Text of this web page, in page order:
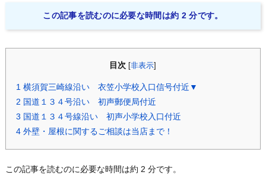
この記事を読むのに必要な時間は約 2 分です。
目次 [非表示
1 横須賀三崎線沿い 衣笠小学校入口信号付近▼
2 国道１３４号沿い 初声郵便局付近
3 国道１３４号線沿い 初声小学校入口付近
4外壁・屋根に関するご相談は当店まで！
この記事を読むのに必要な時間は約 2 分です。